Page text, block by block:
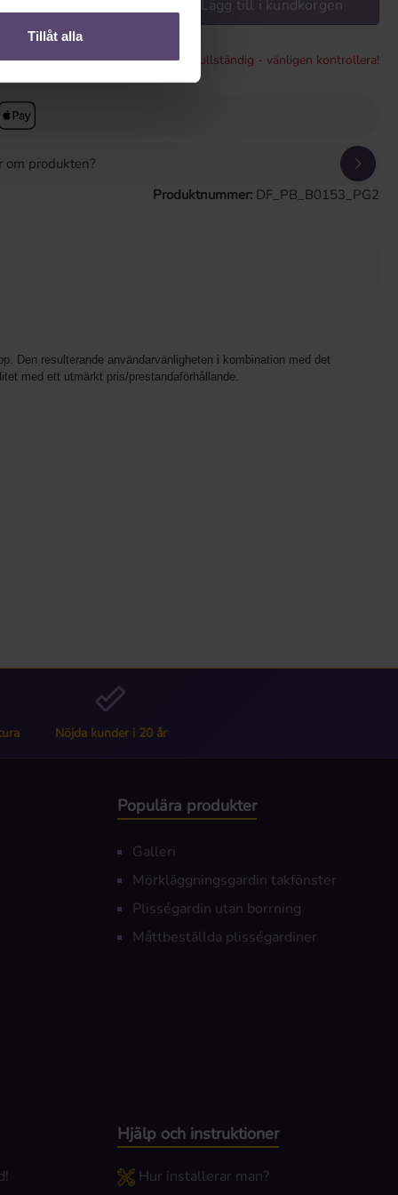
Tillåt alla
Lägg till i kundkorgen
* Konfigurationen är ofullständig - vänligen kontrollera!
om produkten?
Produktnummer: DF_PB_B0153_PG2
Den resulterande användarvänligheten i kombination med det
med ett utmärkt pris/prestandaförhållande.
Nöjda kunder i 20 år
Populära produkter
Galleri
Mörkläggningsgardin takfönster
Plisségardin utan borrning
Måttbeställda plisségardiner
Hjälp och instruktioner
Hur installerar man?